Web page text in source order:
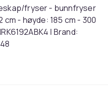
fryser - bunnfryser
- høyde: 185 cm - 300
| Brand: